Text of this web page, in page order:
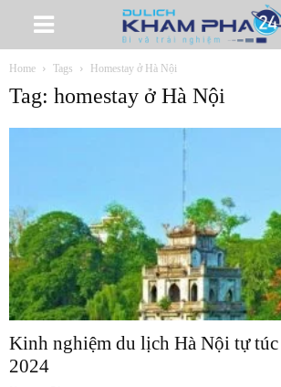
Home Tags Homestay ở Hà Nội
Tag: homestay ở Hà Nội
Kinh nghiệm du lịch Hà Nội tự
2024